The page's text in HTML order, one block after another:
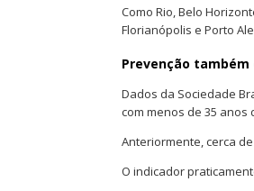
Como Rio, Belo
Florianópolis e Porto
Prevenção também
Dados da Sociedade
com menos de 35 anos
Anteriormente, cerca
O indicador